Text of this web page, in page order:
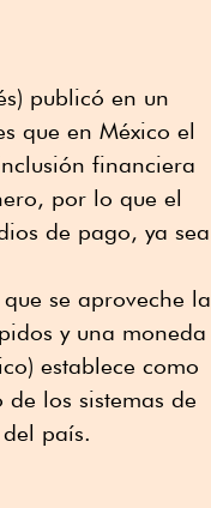
publicó en un
que en México el
financiera
por lo que el
de pago, ya sea
se aproveche la
y una moneda
establece como
los sistemas de
país.